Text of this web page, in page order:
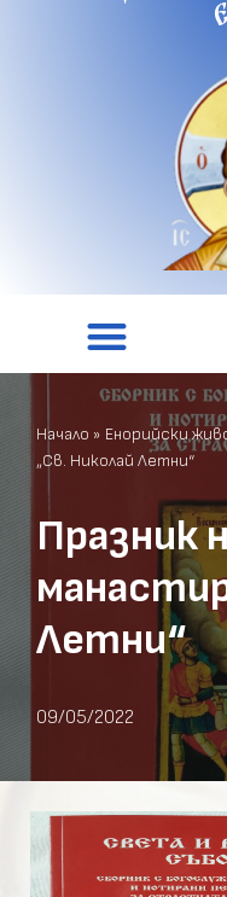
Начало » Енорийски
„Св. Николай Летни“
Празник
Летни“
09/05/2022